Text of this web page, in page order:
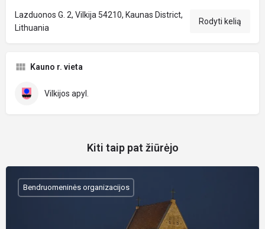
Lazduonos G. 2, Vilkija 54210, Kaunas District,
Lithuania
Rodyti kelią
Kauno r. vieta
Vilkijos apyl.
Kiti taip pat žiūrėjo
Bendruomeninės organizacijos